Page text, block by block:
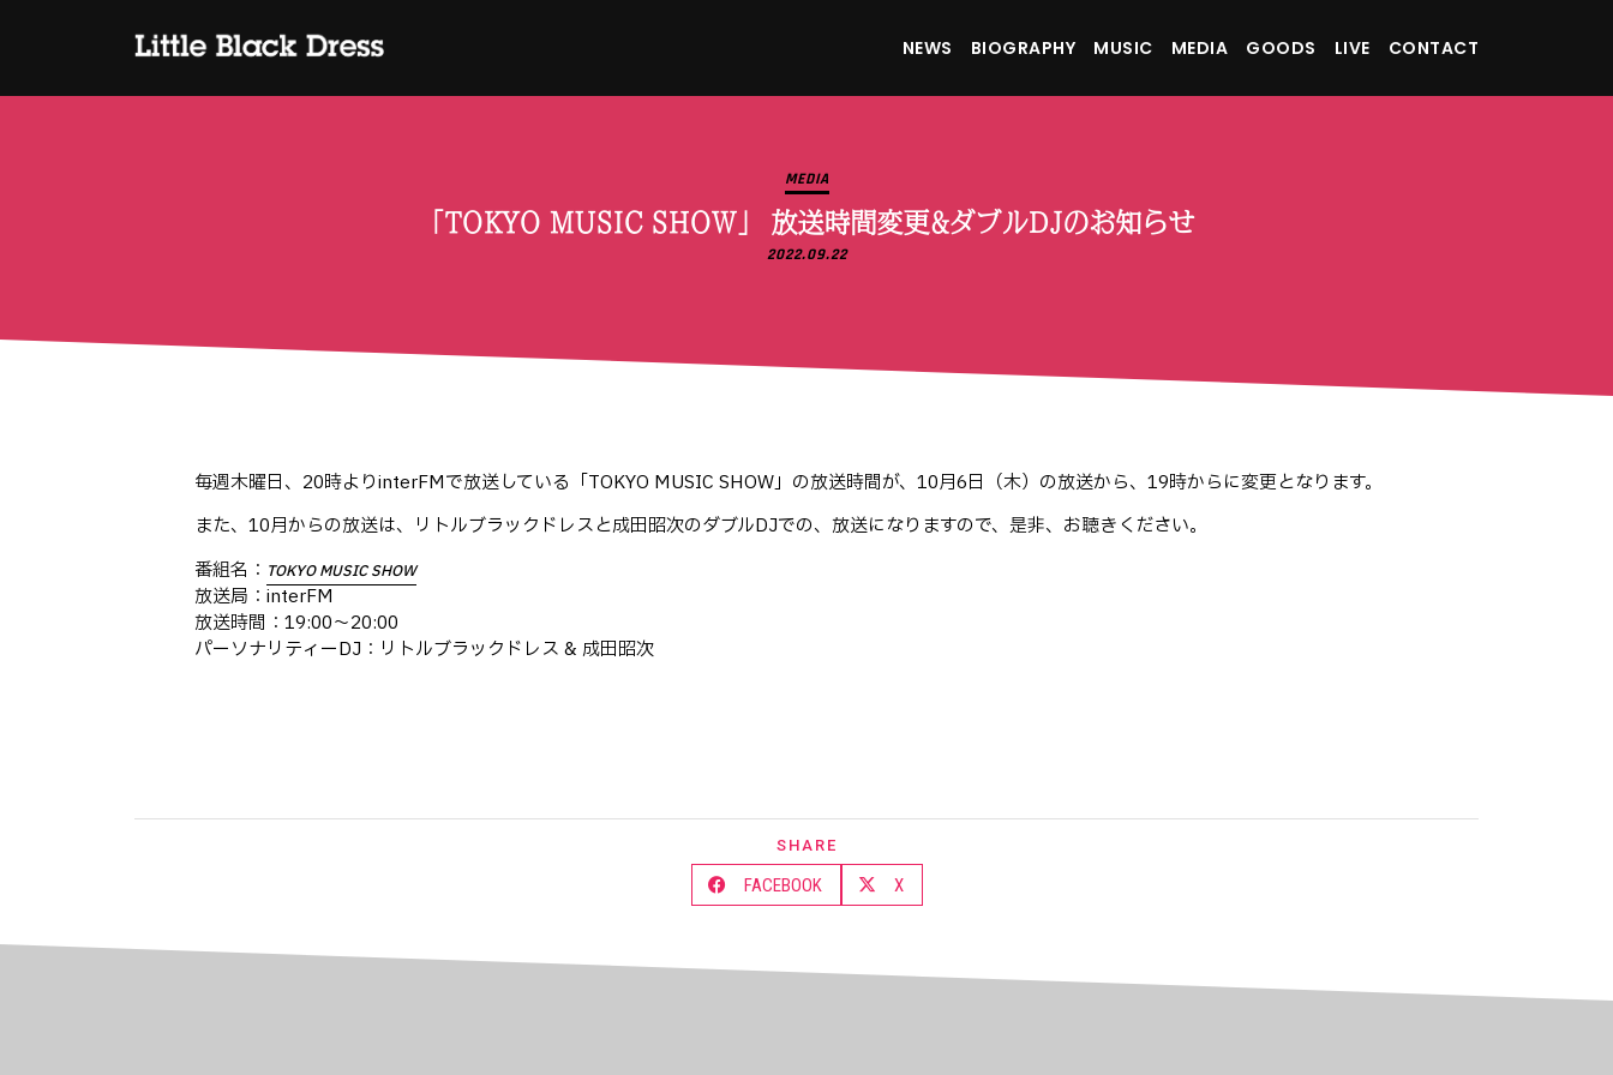
NEWS BIOGRAPHY MUSIC MEDIA GOODS LIVE CONTACT
MEDIA
「TOKYO MUSIC SHOW」 放送時間変更&ダブルDJのお知らせ
2022.09.22
毎週木曜日、20時よりinterFMで放送している「TOKYO MUSIC SHOW」の放送時間が、10月6日（木）の放送から、19時からに変更となります。
また、10月からの放送は、リトルブラックドレスと成田昭次のダブルDJでの、放送になりますので、是非、お聴きください。
番組名： TOKYO MUSIC SHOW
放送局：interFM
放送時間：19:00〜20:00
パーソナリティーDJ：リトルブラックドレス & 成田昭次
SHARE
FACEBOOK X